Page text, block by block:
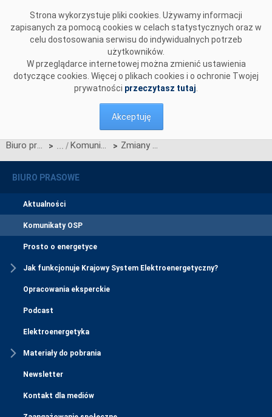
Strona wykorzystuje pliki cookies. Używamy informacji
zapisanych za pomocą cookies w celach statystycznych oraz w
celu dostosowania serwisu do indywidualnych potrzeb
użytkowników.
W przeglądarce internetowej można zmienić ustawienia
dotyczące cookies. Więcej o plikach cookies i o ochronie Twojej
prywatności przeczytasz tutaj
Akceptuję
Biuro prasowe > Komunikaty OSP > Zmiany w Zarządzie PSE-Operator S.A.
BIURO PRASOWE
Aktualności
Komunikaty OSP
Prosto o energetyce
Jak funkcjonuje Krajowy System Elektroenergetyczny?
Opracowania eksperckie
Podcast
Elektroenergetyka
Materiały do pobrania
Newsletter
Kontakt dla mediów